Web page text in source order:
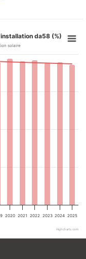
da58 (%)
solaire
2020 2021 2022 2023 2024 2025
Highcharts.com